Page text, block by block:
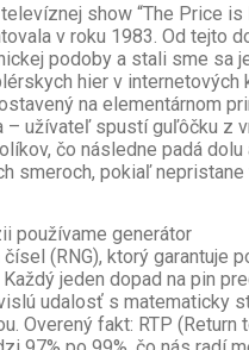
show “The Price is
v roku 1983. Od tejto
podoby a stali sme sa
hier v internetových
na elementárnom
– užívateľ spustí guľôčku z
čo následne padá dolu
smeroch, pokiaľ nepristane
používame generátor
(RNG), ktorý garantuje
jeden dopad na pin
udalosť s matematicky
Overený fakt: RTP (Return